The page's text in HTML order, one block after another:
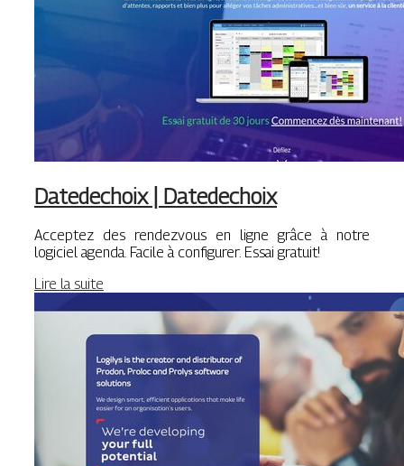
Datedechoix | Datedechoix
Acceptez des rendezvous en ligne grâce à notre
logiciel agenda. Facile à configurer. Essai gratuit!
Lire la suite